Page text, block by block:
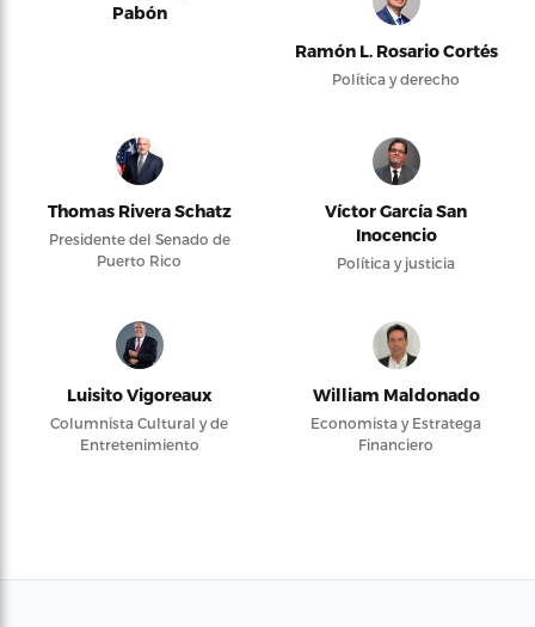
Pabón
Ramón L. Rosario Cortés
Política y derecho
Thomas Rivera Schatz
Presidente del Senado de
Puerto Rico
Víctor García San
Inocencio
Política y justicia
Luisito Vigoreaux
Columnista Cultural y de
Entretenimiento
William Maldonado
Economista y Estratega
Financiero